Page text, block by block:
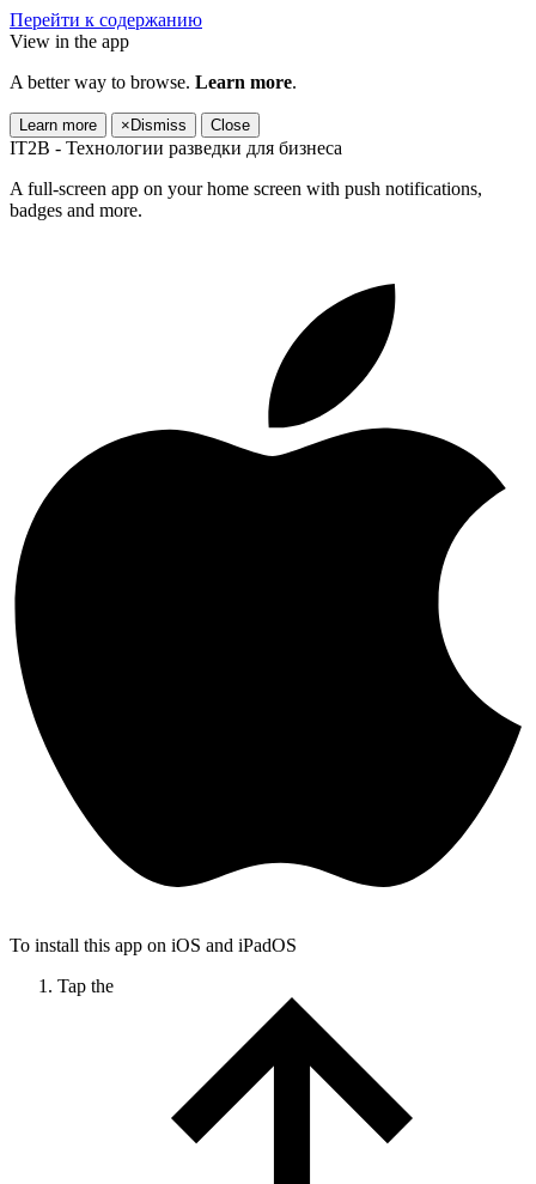
Перейти к содержанию
View in the app
A better way to browse. Learn more.
Learn more × Dismiss Close
IT2B - Технологии разведки для бизнеса
A full-screen app on your home screen with push notifications,
badges and more.
To install this app on iOS and iPadOS
Tap the